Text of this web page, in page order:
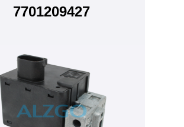
7701209427